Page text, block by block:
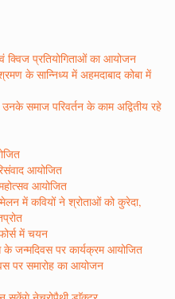
क्विज प्रतियोगिताओं का आयोजन
के सान्निध्य में अहमदाबाद कोबा में
समाज परिवर्तन के काम अद्वितीय रहे
आयोजित
आयोजित
में कवियों ने श्रोताओं को कुरेदा,
में चयन
के जन्मदिवस पर कार्यक्रम आयोजित
पर समारोह का आयोजन